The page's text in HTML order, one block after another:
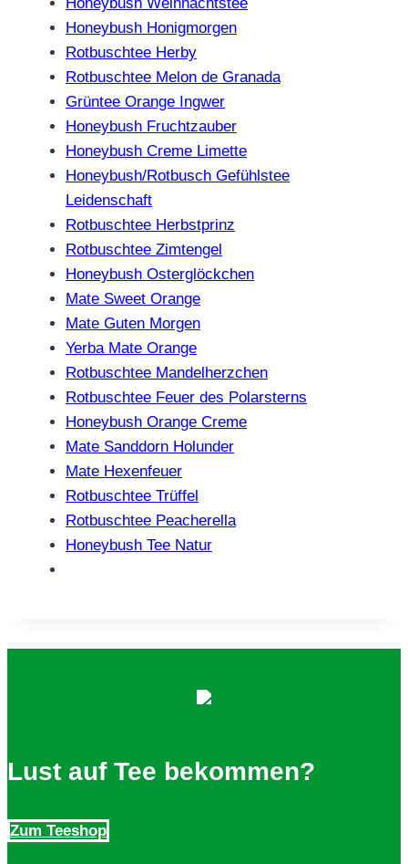
Honeybush Honigmorgen
Rotbuschtee Herby
Rotbuschtee Melon de Granada
Grüntee Orange Ingwer
Honeybush Fruchtzauber
Honeybush Creme Limette
Honeybush/Rotbusch Gefühlstee
Leidenschaft
Rotbuschtee Herbstprinz
Rotbuschtee Zimtengel
Honeybush Osterglöckchen
Mate Sweet Orange
Mate Guten Morgen
Yerba Mate Orange
Rotbuschtee Mandelherzchen
Rotbuschtee Feuer des Polarsterns
Honeybush Orange Creme
Mate Sanddorn Holunder
Mate Hexenfeuer
Rotbuschtee Trüffel
Rotbuschtee Peacherella
Honeybush Tee Natur
Lust auf Tee bekommen?
Zum Teeshop